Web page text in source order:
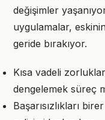
değişimler
uygulamalar,
geride bırakıyor.
Kısa vadeli
dengelemek süreç
Başarısızlıkları